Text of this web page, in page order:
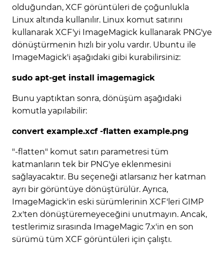
olduğundan, XCF görüntüleri de çoğunlukla
Linux altında kullanılır. Linux komut satırını
kullanarak XCF'yi ImageMagick kullanarak PNG'ye
dönüştürmenin hızlı bir yolu vardır. Ubuntu ile
ImageMagick'i aşağıdaki gibi kurabilirsiniz:
sudo apt-get install imagemagick
Bunu yaptıktan sonra, dönüşüm aşağıdaki
komutla yapılabilir:
convert example.xcf -flatten example.png
"-flatten" komut satırı parametresi tüm
katmanların tek bir PNG'ye eklenmesini
sağlayacaktır. Bu seçeneği atlarsanız her katman
ayrı bir görüntüye dönüştürülür. Ayrıca,
ImageMagick'in eski sürümlerinin XCF'leri GIMP
2.x'ten dönüştüremeyeceğini unutmayın. Ancak,
testlerimiz sırasında ImageMagic 7.x'in en son
sürümü tüm XCF görüntüleri için çalıştı.